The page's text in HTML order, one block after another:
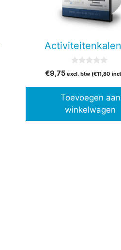
v
5
€9,75 excl. btw (€11,80
Toevoegen aan
winkelwagen